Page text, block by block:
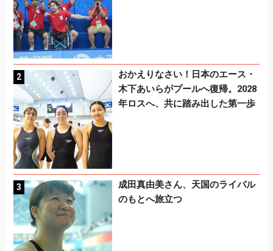
おかえりなさい！日本のエース・
木下あいらがプールへ復帰。2028
年ロスへ、共に踏み出した第一歩
成田真由美さん、天国のライバル
のもとへ旅立つ